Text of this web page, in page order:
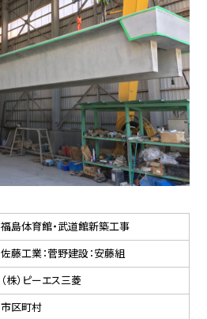
福島体育館・武道館新築工事
佐藤工業：菅野建設：安藤組
（株）ピーエス三菱
市区町村